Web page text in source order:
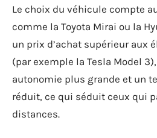
Le choix du véhicule compte
comme la Toyota Mirai ou la
un prix d’achat supérieur aux
(par exemple la Tesla Model
autonomie plus grande et un
réduit, ce qui séduit ceux qui
distances.